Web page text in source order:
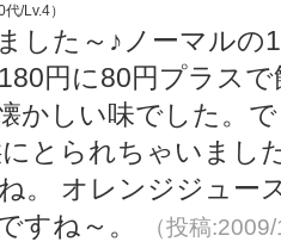
/Lv.4）
した～♪ノーマル
円に80円プラス
かしい味でした。
とられちゃいまし
。 オレンジジュー
すね～。
（投稿